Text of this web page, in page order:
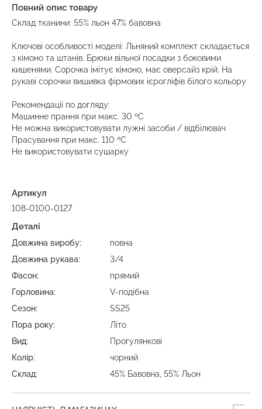
Повний опис товару
Склад тканини: 55% льон 47% бавовна
Ключові особливості моделі: Льняний комплект складається
з кімоно та штанів. Брюки вільної посадки з боковими
кишенями. Сорочка імітує кімоно, має оверсайз крій. На
рукаві сорочки вишивка фірмових ієрогліфів білого кольору
Рекомендації по догляду:
Машинне прання при макс. 30 ºC
Не можна використовувати лужні засоби / відбілювач
Прасування при макс. 110 ºC
Не використовувати сушарку
Артикул
108-0100-0127
Деталі
Довжина виробу:
повна
Довжина рукава:
3/4
Фасон:
прямий
Горловина:
V-подібна
Сезон:
SS25
Пора року:
Літо
Вид:
Прогулянкові
Колір:
чорний
Склад:
45% Бавовна, 55% Льон